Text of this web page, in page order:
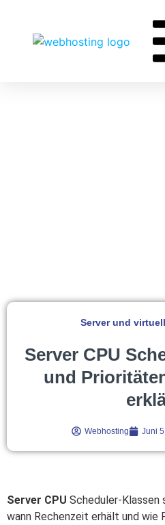
Server und
Server CPU
und
Webhosting Juni
Server CPU Scheduler-Klassen
wann Rechenzeit erhält und wie